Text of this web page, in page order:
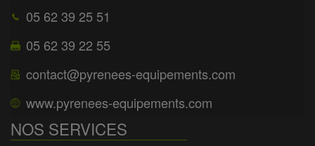
05 62 39 25 51
05 62 39 22 55
contact@pyrenees-equipements.com
www.pyrenees-equipements.com
NOS SERVICES